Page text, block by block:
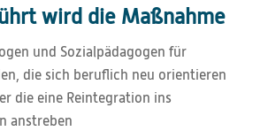
wird die Maßnahme
und Sozialpädagogen für
die sich beruflich neu orientieren
die eine Reintegration ins
anstreben